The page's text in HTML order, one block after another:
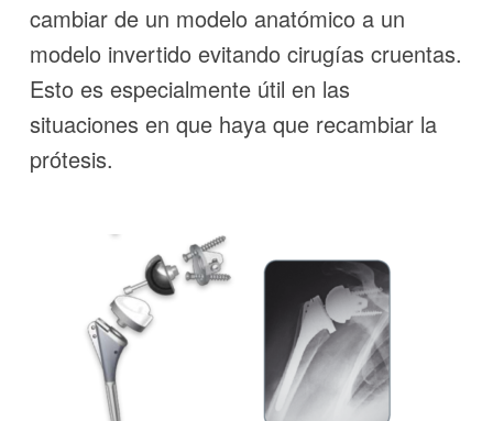
cambiar de un modelo anatómico a un
modelo invertido evitando cirugías cruentas.
Esto es especialmente útil en las
situaciones en que haya que recambiar la
prótesis.